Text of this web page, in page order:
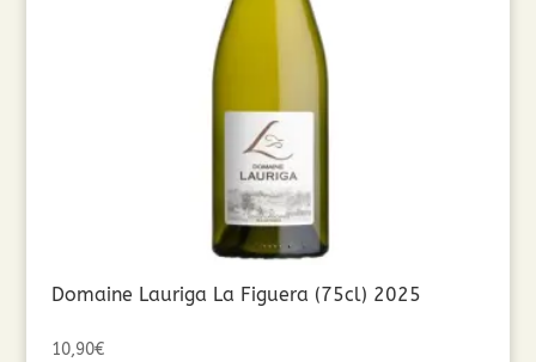
Domaine Lauriga La Figuera (75cl) 2025
10,90€